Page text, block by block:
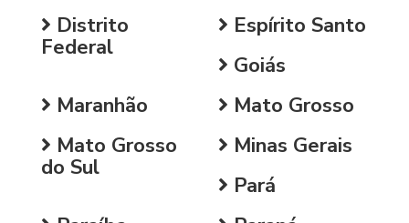
Distrito
Federal
Espírito Santo
Goiás
Maranhão
Mato Grosso
Mato Grosso
do Sul
Minas Gerais
Pará